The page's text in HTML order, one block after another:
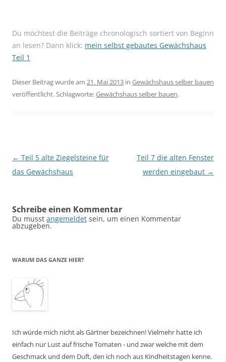
Du möchtest die Beiträge chronologisch sortiert von Beginn
an lesen? Dann klick: mein selbst gebautes Gewächshaus
Teil 1
Dieser Beitrag wurde am 21. Mai 2013 in Gewächshaus selber bauen
veröffentlicht. Schlagworte:Gewächshaus selber bauen.
Beitragsnavigation
← Teil 5 alte Ziegelsteine für
das Gewächshaus
Teil 7 die alten Fenster
werden eingebaut →
Schreibe einen Kommentar
Du musst angemeldet sein, um einen Kommentar
abzugeben.
WARUM DAS GANZE HIER?
Ich würde mich nicht als Gärtner bezeichnen! Vielmehr hatte ich
einfach nur Lust auf frische Tomaten - und zwar welche mit dem
Geschmack und dem Duft, den ich noch aus Kindheitstagen kenne.